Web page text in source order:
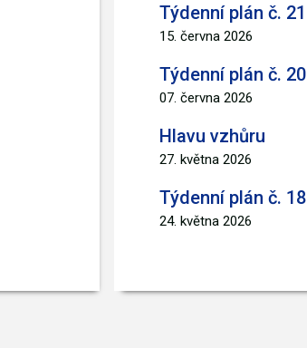
Týdenní plán č. 21
15. června 2026
Týdenní plán č. 20
07. června 2026
Hlavu vzhůru
27. května 2026
Týdenní plán č. 18
24. května 2026